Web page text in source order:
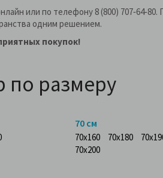
или по телефону 8 (800)
одним решением.
покупок!
по размеру
70 см
70x160 70x180
70x200